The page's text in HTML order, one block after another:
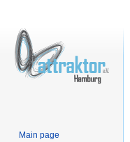
Main page